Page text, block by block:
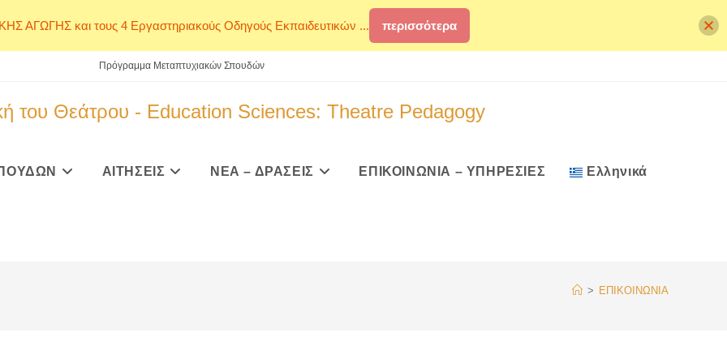
Πρόγραμμα Μεταπτυχιακών Σπουδών
του Θεάτρου - Education Sciences: Theatre Pedagogy
ΑΙΤΗΣΕΙΣ ΝΕΑ – ΔΡΑΣΕΙΣ ΕΠΙΚΟΙΝΩΝΙΑ – ΥΠΗΡΕΣΙΕΣ Ελληνικά
> ΕΠΙΚΟΙΝΩΝΙΑ
ΑΓΩΓΗΣ και τους 4 Εργαστηριακούς Οδηγούς Εκπαιδευτικών ... περισσότερα